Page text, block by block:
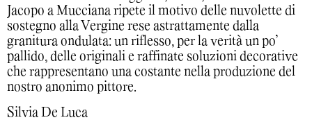
Jacopo a Mucciana ripete il motivo delle nuvolette di
sostegno alla Vergine rese astrattamente dalla
granitura ondulata: un riflesso, per la verità un po’
pallido, delle originali e raffinate soluzioni decorative
che rappresentano una costante nella produzione del
nostro anonimo pittore.
Silvia De Luca